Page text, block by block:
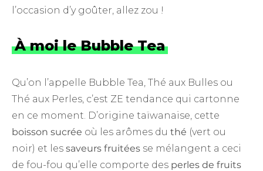
l’occasion d’y goûter, allez zou !
À moi le Bubble Tea
Qu’on l’appelle Bubble Tea, Thé aux Bulles ou
Thé aux Perles, c’est ZE tendance qui cartonne
en ce moment. D’origine taïwanaise, cette
boisson sucrée où les arômes du thé (vert ou
noir) et les saveurs fruitées se mélangent a ceci
de fou-fou qu’elle comporte des perles de fruits